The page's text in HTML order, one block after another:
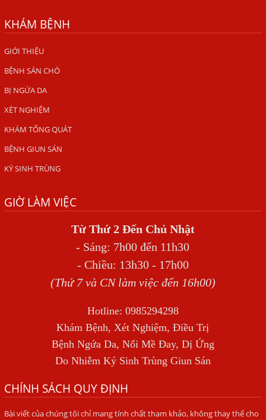
Ăn hải sản sống, coi chừng nhiễm giun sán
TỔNG QUAN VỀ KÉM HẤP THU THỨC ĂN
HÀ NỘI – NHIỄM BA LOẠI KÝ SINH TRÙNG DO THÓI QUEN
ĂN MỘT MÓN ĂN SÁNG
ẤU TRÙNG SÁN CHÓ DI CHUYỂN QUA DA GÂY NGỨA
VIÊM DA ĐỒNG TIỀN
Tại sao khám bệnh viện da liễu nhiều năm không hết
SÁN TRONG NÃO GÂY RA CÁC TRIỆU CHỨNG NHƯ TÂM
Địa Chỉ Điều Trị Bệnh Sán Dây Uy Tín Tại Hà Nội
TỔNG QUAN VỀ NHIỄM GIUN LƯƠN
Đầu Hàng Vì Trị Nhiều Lần Không Khỏi
NHIỄM TRÙNG NÃO DO AMIP, VIÊM MÀNG NÃO DO AMIP
NGUYÊN PHÁT
Trị Bệnh Hôi Miệng Do Nhiễm Ký Sinh Trùng Giun Sán
Có Nên Quá Lo Lắng Khi Bị Ngứa Kéo Dài Do Nhiễm Giun
KHÁM BỆNH
GIỚI THIỆU
BỆNH SÁN CHÓ
BỊ NGỨA DA
XÉT NGHIỆM
KHÁM TỔNG QUÁT
BỆNH GIUN SÁN
KÝ SINH TRÙNG
GIỜ LÀM VIỆC
Từ Thứ 2 Đến Chủ Nhật
- Sáng: 7h00 đến 11h30
- Chiều: 13h30 - 17h00
(Thứ 7 và CN làm việc đến 16h00)
Hotline: 0985294298
Khám Bệnh, Xét Nghiệm, Điều Trị
Bệnh Ngứa Da, Nổi Mề Đay, Dị Ứng
Do Nhiễm Ký Sinh Trùng Giun Sán
CHÍNH SÁCH QUY ĐỊNH
Bài viết của chúng tôi chỉ mang tính chất tham khảo, không thay thế cho